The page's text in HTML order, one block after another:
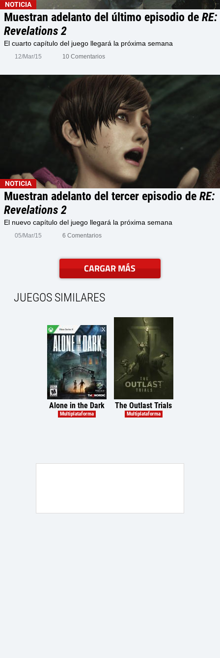
NOTICIA
Muestran adelanto del último episodio de RE:
Revelations 2
El cuarto capítulo del juego llegará la próxima semana
12/Mar/15 10 Comentarios
NOTICIA
Muestran adelanto del tercer episodio de RE:
Revelations 2
El nuevo capítulo del juego llegará la próxima semana
05/Mar/15 6 Comentarios
CARGAR MÁS
JUEGOS SIMILARES
Alone in the Dark
Multiplataforma
The Outlast Trials
Multiplataforma